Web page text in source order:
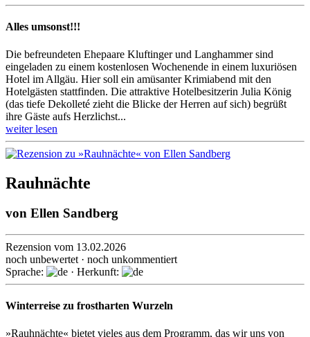
Alles umsonst!!!
Die befreundeten Ehepaare Kluftinger und Langhammer sind
eingeladen zu einem kostenlosen Wochenende in einem luxuriösen
Hotel im Allgäu. Hier soll ein amüsanter Krimiabend mit den
Hotelgästen stattfinden. Die attraktive Hotelbesitzerin Julia König
(das tiefe Dekolleté zieht die Blicke der Herren auf sich) begrüßt
ihre Gäste aufs Herzlichst...
weiter lesen
Rauhnächte
von Ellen Sandberg
Rezension vom 13.02.2026
noch unbewertet · noch unkommentiert
Sprache:
· Herkunft:
Winterreise zu frostharten Wurzeln
»Rauhnächte« bietet vieles aus dem Programm, das wir uns von